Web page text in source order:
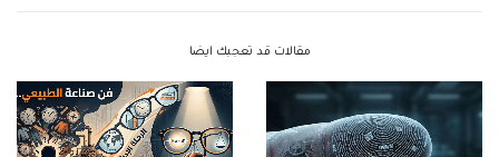
مقالات قد تعجبك ايضا